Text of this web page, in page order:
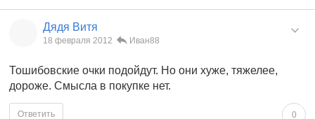
Дядя Витя
18 февраля 2012 Иван88
Тошибовские очки подойдут. Но они хуже, тяжелее,
дороже. Смысла в покупке нет.
0
Ответить